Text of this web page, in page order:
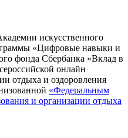
искусственного
«Цифровые навыки и
фонда Сбербанка «Вклад в
онлайн
отдыха и оздоровления
«Федеральным
и организации отдыха